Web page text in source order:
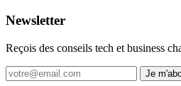
Newsletter
Reçois des conseils tech et business
Je